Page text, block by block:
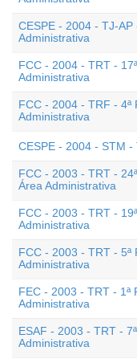
CESPE - 2004 - TJ-
Administrativa
FCC - 2004 - TRT -
Administrativa
FCC - 2004 - TRF - 4ª
Administrativa
CESPE - 2004 - STM
FCC - 2003 - TRT -
Área Administrativa
FCC - 2003 - TRT -
Administrativa
FCC - 2003 - TRT - 5ª
Administrativa
FEC - 2003 - TRT - 1ª
Administrativa
ESAF - 2003 - TRT -
Administrativa